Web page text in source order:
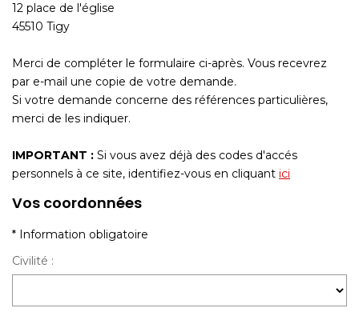
12 place de l'église
45510 Tigy
Merci de compléter le formulaire ci-après. Vous recevrez
par e-mail une copie de votre demande.
Si votre demande concerne des références particulières,
merci de les indiquer.
IMPORTANT : Si vous avez déjà des codes d'accés
personnels à ce site, identifiez-vous en cliquant ici
Vos coordonnées
* Information obligatoire
Civilité :